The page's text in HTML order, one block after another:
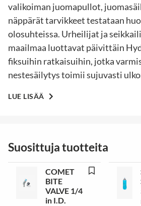
valikoiman juomapullot,
näppärät tarvikkeet testataan
olosuhteissa. Urheilijat ja
maailmaa luottavat päivittäin
fiksuihin ratkaisuihin, jotka
nestesäilytys toimii sujuvasti
LUE LISÄÄ
Suosittuja tuotteita
COMET
BITE
VALVE 1/4
in I.D.